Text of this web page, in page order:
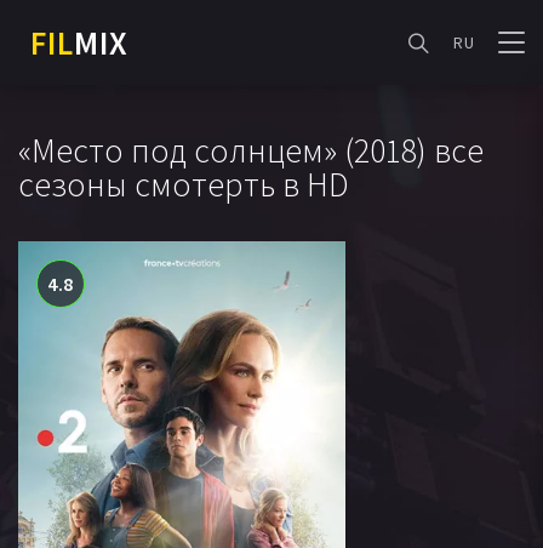
FILMIX RU
«Место под солнцем» (2018) все
сезоны смотерть в HD
4.8